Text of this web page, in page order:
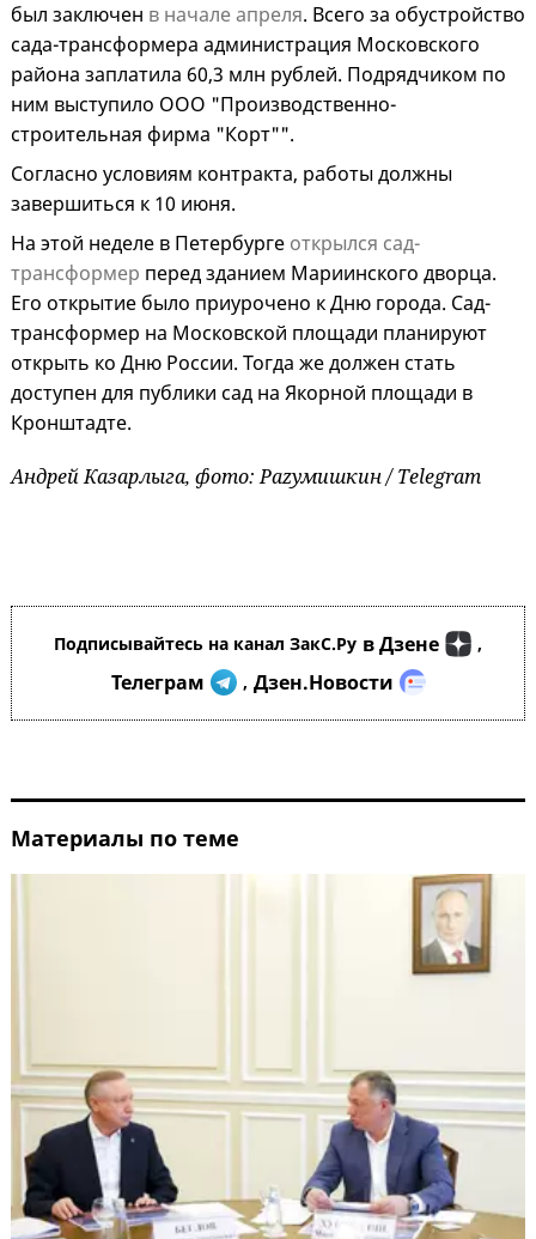
был заключен в начале апреля. Всего за обустройство
сада-трансформера администрация Московского
района заплатила 60,3 млн рублей. Подрядчиком по
ним выступило ООО "Производственно-
строительная фирма "Корт"".
Согласно условиям контракта, работы должны
завершиться к 10 июня.
На этой неделе в Петербурге открылся сад-
трансформер перед зданием Мариинского дворца.
Его открытие было приурочено к Дню города. Сад-
трансформер на Московской площади планируют
открыть ко Дню России. Тогда же должен стать
доступен для публики сад на Якорной площади в
Кронштадте.
Андрей Казарлыга, фото: Раzумишкин / Telegram
Подписывайтесь на канал ЗакС.Ру в Дзене ,
Телеграм , Дзен.Новости
Материалы по теме